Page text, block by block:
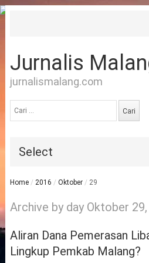
Jurnalis
jurnalismalang.com
untuk:
Select
Home / 2016 / Oktober / 29
Archive by day Oktober
Aliran Dana Pemerasan
Lingkup Pemkab Malang?